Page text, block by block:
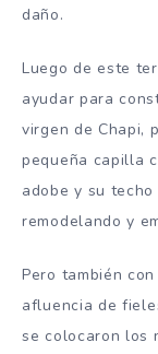
daño.
Luego de este
ayudar para
virgen de Chapi,
pequeña capilla
adobe y su
remodelando y
Pero también
afluencia de
se colocaron los